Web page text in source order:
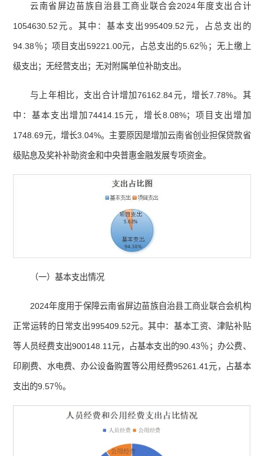
云南省屏边苗族自治县工商业联合会2024年度支出合计
1054630.52元。其中：基本支出995409.52元，占总支出的
94.38％；项目支出59221.00元，占总支出的5.62％；无上缴上
级支出；无经营支出；无对附属单位补助支出。
与上年相比，支出合计增加76162.84元，增长7.78%。其
中：基本支出增加74414.15元，增长8.08%；项目支出增加
1748.69元，增长3.04%。主要原因是增加云南省创业担保贷款省
级贴息及奖补补助资金和中央普惠金融发展专项资金。
（一）基本支出情况
2024年度用于保障云南省屏边苗族自治县工商业联合会机构
正常运转的日常支出995409.52元。其中：基本工资、津贴补贴
等人员经费支出900148.11元，占基本支出的90.43％；办公费、
印刷费、水电费、办公设备购置等公用经费95261.41元，占基本
支出的9.57％。